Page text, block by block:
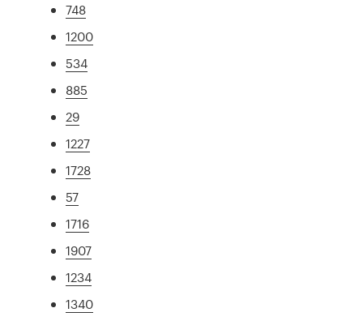
748
1200
534
885
29
1227
1728
57
1716
1907
1234
1340